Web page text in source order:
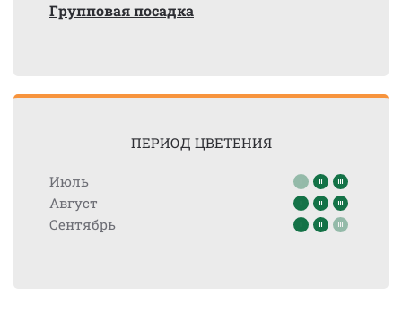
Групповая посадка
ПЕРИОД ЦВЕТЕНИЯ
Июль
Август
Сентябрь